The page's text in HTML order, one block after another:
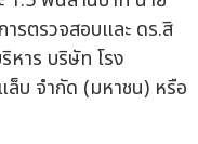
รตรวจสอบและ ดร.สิ
หาร บริษัท โรง
บ จำกัด (มหาชน) หรือ